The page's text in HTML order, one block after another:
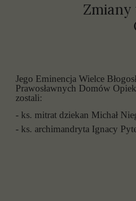
Jego Eminencja Wielce
Prawosławnych Domów
zostali:
- ks. mitrat dziekan Michał
- ks. archimandryta Ignacy